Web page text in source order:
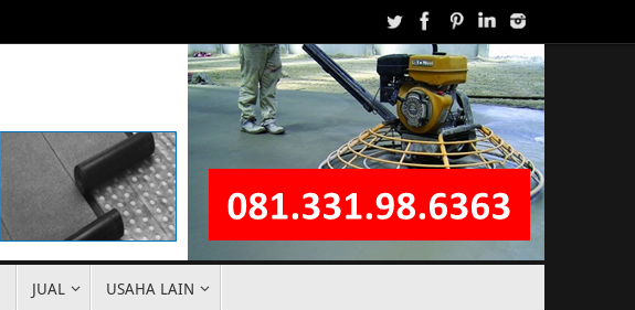
JUAL USAHA LAIN